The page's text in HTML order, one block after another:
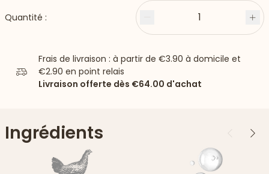
Quantité : Moins 1
Frais de livraison : à partir de €3.90 à domicile et
€2.90 en point relais
Livraison offerte dès €64.00 d'achat
Ingrédients Précédent